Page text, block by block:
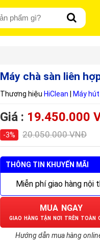
Máy chà sàn liên
Thương hiệu HiClean | Máy hút
Giá : 19.450.000
-3%
20.050.000 VNĐ
THÔNG TIN KHUYẾN MÃI
Miễn phí giao hàng nội
MUA NGAY
GIAO HÀNG TẬN NƠI TRÊN TOÀN
Hướng dẫn mua hàng